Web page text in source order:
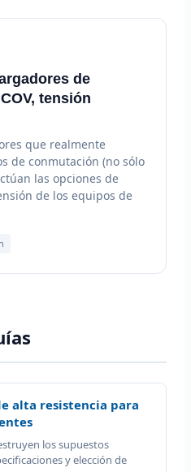
de
tensión
que realmente
de conmutación (no sólo
las opciones de
de los equipos de
alta resistencia para
los supuestos
y elección de